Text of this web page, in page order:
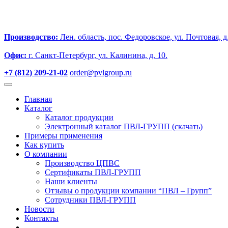
Производство: Лен. область, пос. Федоровское, ул. Почтовая,
Офис: г. Санкт-Петербург, ул. Калинина, д. 10.
+7 (812) 209-21-02 order@pvlgroup.ru
Главная
Каталог
Каталог продукции
Электронный каталог ПВЛ-ГРУПП (скачать)
Примеры применения
Как купить
О компании
Производство ЦПВС
Сертификаты ПВЛ-ГРУПП
Наши клиенты
Отзывы о продукции компании “ПВЛ – Групп”
Сотрудники ПВЛ-ГРУПП
Новости
Контакты